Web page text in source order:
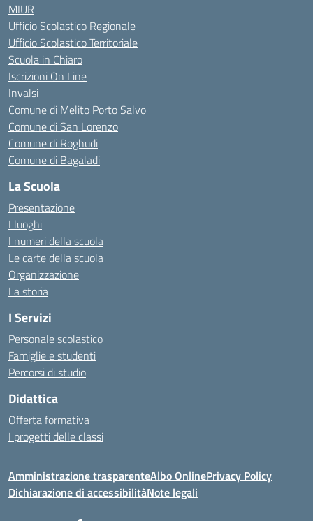
MIUR
Ufficio Scolastico Regionale
Ufficio Scolastico Territoriale
Scuola in Chiaro
Iscrizioni On Line
Invalsi
Comune di Melito Porto Salvo
Comune di San Lorenzo
Comune di Roghudi
Comune di Bagaladi
La Scuola
Presentazione
I luoghi
I numeri della scuola
Le carte della scuola
Organizzazione
La storia
I Servizi
Personale scolastico
Famiglie e studenti
Percorsi di studio
Didattica
Offerta formativa
I progetti delle classi
Amministrazione trasparenteAlbo OnlinePrivacy Policy
Dichiarazione di accessibilitàNote legali